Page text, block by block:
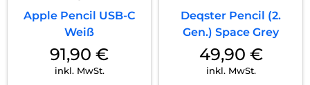
Apple Pencil USB-C
Weiß
91,90 €
inkl. MwSt.
Deqster Pencil (2.
Gen.) Space Grey
49,90 €
inkl. MwSt.